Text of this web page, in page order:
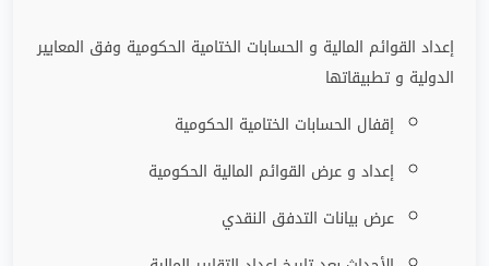
إعداد القوائم المالية و الحسابات الختامية الحكومية وفق المعايير
الدولية و تطبيقاتها
إقفال الحسابات الختامية الحكومية
إعداد و عرض القوائم المالية الحكومية
عرض بيانات التدفق النقدي